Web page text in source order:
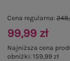
Cena regularna:
99,99 zł
Najniższa cena
obniżki:159,99 zł